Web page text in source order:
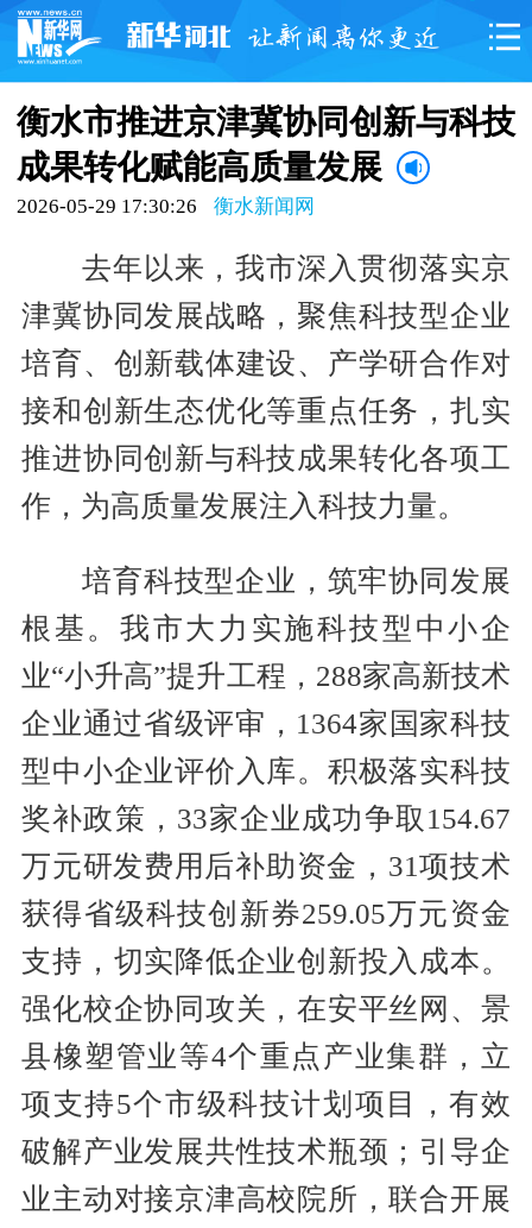
衡水市推进京津冀协同创新与科技
成果转化赋能高质量发展
2026-05-29 17:30:26 衡水新闻网
去年以来，我市深入贯彻落实京
津冀协同发展战略，聚焦科技型企业
培育、创新载体建设、产学研合作对
接和创新生态优化等重点任务，扎实
推进协同创新与科技成果转化各项工
作，为高质量发展注入科技力量。
培育科技型企业，筑牢协同发展
根基。我市大力实施科技型中小企
业“小升高”提升工程，288家高新技术
企业通过省级评审，1364家国家科技
型中小企业评价入库。积极落实科技
奖补政策，33家企业成功争取154.67
万元研发费用后补助资金，31项技术
获得省级科技创新券259.05万元资金
支持，切实降低企业创新投入成本。
强化校企协同攻关，在安平丝网、景
县橡塑管业等4个重点产业集群，立
项支持5个市级科技计划项目，有效
破解产业发展共性技术瓶颈；引导企
业主动对接京津高校院所，联合开展